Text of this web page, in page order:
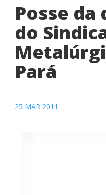
Posse
do
Pará
25 MAR 2011